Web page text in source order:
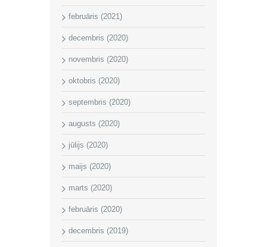
februāris (2021)
decembris (2020)
novembris (2020)
oktobris (2020)
septembris (2020)
augusts (2020)
jūlijs (2020)
maijs (2020)
marts (2020)
februāris (2020)
decembris (2019)